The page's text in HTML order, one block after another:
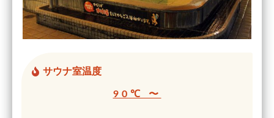
サウナ室温度
90℃ 〜